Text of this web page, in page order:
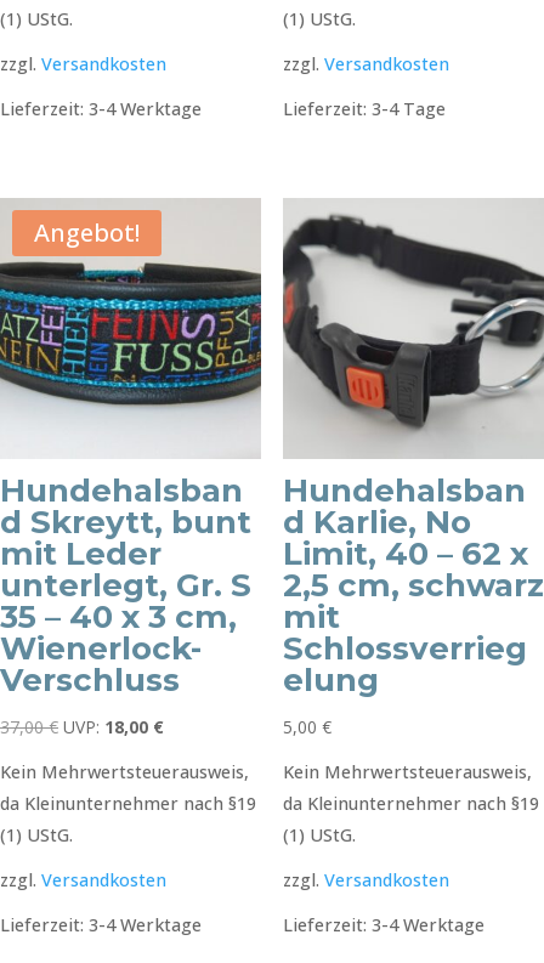
(1) UStG.
zzgl. Versandkosten
Lieferzeit: 3-4 Werktage
(1) UStG.
zzgl. Versandkosten
Lieferzeit: 3-4 Tage
Angebot!
Hundehalsban
d Skreytt, bunt
mit Leder
unterlegt, Gr. S
35 – 40 x 3 cm,
Wienerlock-
Verschluss
37,00€ Ursprünglicher
UVP: 18,00 €Aktueller
Kein Mehrwertsteuerausweis,
da Kleinunternehmer nach §19
(1) UStG.
zzgl. Versandkosten
Lieferzeit: 3-4 Werktage
Hundehalsban
d Karlie, No
Limit, 40 – 62 x
2,5 cm, schwarz
mit
Schlossverrieg
elung
5,00 €
Kein Mehrwertsteuerausweis,
da Kleinunternehmer nach §19
(1) UStG.
zzgl. Versandkosten
Lieferzeit: 3-4 Werktage